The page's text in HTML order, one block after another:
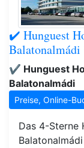
✔️ Hunguest
✔️ Hunguest
Balatonalmádi
Preise, Online-
Das 4-Sterne